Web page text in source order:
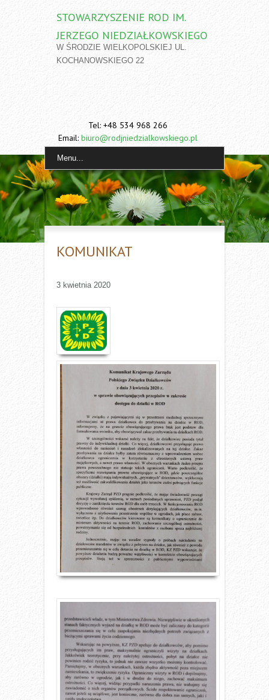
STOWARZYSZENIE ROD IM.
JERZEGO NIEDZIAŁKOWSKIEGO
W ŚRODZIE WIELKOPOLSKIEJ UL.
KOCHANOWSKIEGO 22
Tel: +48 534 968 266
Email: biuro@rodjniedzialkowskiego.pl
Menu...
KOMUNIKAT
3 kwietnia 2020